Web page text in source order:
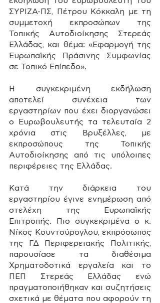
ΣΥΡΙΖΑ-ΠΣ, Πέτρου Κόκκαλη με τη
συμμετοχή εκπροσώπων της
Τοπικής Αυτοδιοίκησης Στερεάς
Ελλάδας, και θέμα: «Εφαρμογή της
Ευρωπαϊκής Πράσινης Συμφωνίας
σε Τοπικό Επίπεδο».
Η συγκεκριμένη εκδήλωση
αποτελεί συνέχεια των
εργαστηρίων που έχει διοργανώσει
ο Ευρωβουλευτής τα τελευταία 2
χρόνια στις Βρυξέλλες, με
εκπροσώπους της Τοπικής
Αυτοδιοίκησης από τις υπόλοιπες
περιφέρειες της Ελλάδας.
Κατά την διάρκεια του
εργαστηρίου έγινε ενημέρωση από
στελέχη της Ευρωπαϊκής
Επιτροπής. Πιο συγκεκριμένα ο κ.
Νίκος Κουντούρογλου, εκπρόσωπος
της ΓΔ Περιφερειακής Πολιτικής,
παρουσίασε τα διαθέσιμα
Χρηματοδοτικά εργαλεία και το
ΠΕΠ Στερεάς Ελλάδας ενώ
πραγματοποιήθηκαν και συζητήσεις
σχετικά με θέματα που αφορούν τη